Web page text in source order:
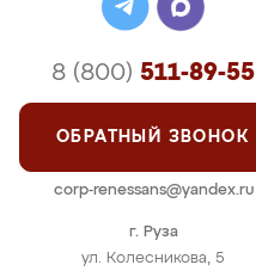
г. Руза
ул. Колесникова, 5
8 (800) 511-89-55
ОБРАТНЫЙ ЗВОНОК
corp-renessans@yandex.ru